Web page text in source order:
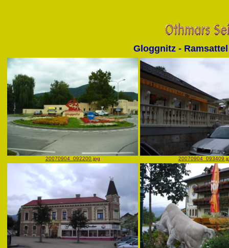
Gloggnitz -
20070904_092200.jpg